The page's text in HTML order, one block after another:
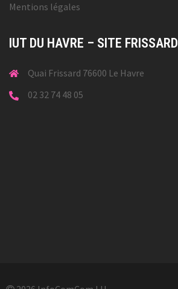
Mentions légales
IUT DU HAVRE – SITE FRISSARD
Quai Frissard 76600 Le Havre
02 32 74 48 05